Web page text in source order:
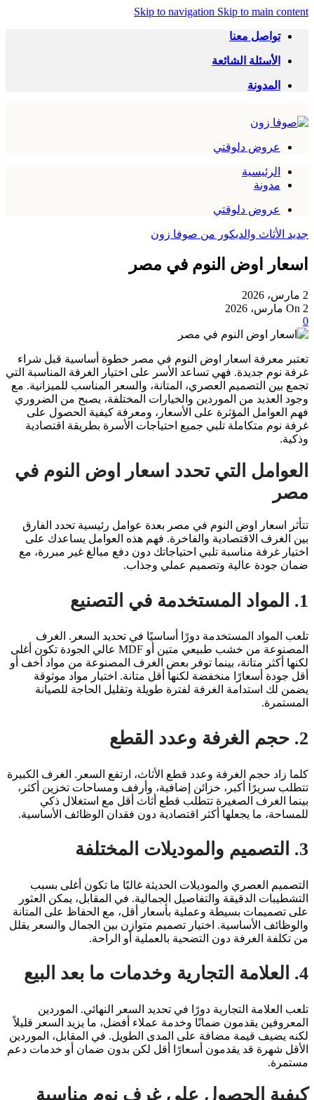
Skip to navigation Skip to main content
تواصل معنا
الأسئلة الشائعة
المدونة
عروض دلوقتي
الرئيسية
مدونة
عروض دلوقتي
جديد الأثاث والديكور من صوفا زون
اسعار اوض النوم في مصر
2 مارس، 2026
On 2 مارس، 2026
0
تعتبر معرفة اسعار اوض النوم في مصر خطوة أساسية قبل شراء
غرفة نوم جديدة. فهي تساعد الأسر على اختيار الغرفة المناسبة التي
تجمع بين التصميم العصري، المتانة، والسعر المناسب للميزانية. مع
وجود العديد من الموردين والخيارات المختلفة، يصبح من الضروري
فهم العوامل المؤثرة على الأسعار، ومعرفة كيفية الحصول على
غرفة نوم متكاملة تلبي جميع احتياجات الأسرة بطريقة اقتصادية
وذكية.
العوامل التي تحدد اسعار اوض النوم في
مصر
تتأثر اسعار اوض النوم في مصر بعدة عوامل رئيسية تحدد الفارق
بين الغرف الاقتصادية والفاخرة. فهم هذه العوامل يساعدك على
اختيار غرفة مناسبة تلبي احتياجاتك دون دفع مبالغ غير مبررة، مع
ضمان جودة عالية وتصميم عملي وجذاب.
1. المواد المستخدمة في التصنيع
تلعب المواد المستخدمة دورًا أساسيًا في تحديد السعر. الغرف
المصنوعة من خشب طبيعي متين أو MDF عالي الجودة تكون أغلى
لكنها أكثر متانة، بينما توفر بعض الغرف المصنوعة من مواد أخف أو
أقل جودة أسعارًا منخفضة لكنها أقل متانة. اختيار مواد موثوقة
يضمن لك استدامة الغرفة لفترة طويلة وتقليل الحاجة للصيانة
المستمرة.
2. حجم الغرفة وعدد القطع
كلما زاد حجم الغرفة وعدد قطع الأثاث، ارتفع السعر. الغرف الكبيرة
تتطلب سريرًا أكبر، خزائن إضافية، وأرفف ومساحات تخزين أكثر،
بينما الغرف الصغيرة تتطلب قطع أثاث أقل مع استغلال ذكي
للمساحة، ما يجعلها أكثر اقتصادية دون فقدان الوظائف الأساسية.
3. التصميم والموديلات المختلفة
التصميم العصري والموديلات الحديثة غالبًا ما تكون أغلى بسبب
التشطيبات الدقيقة والتفاصيل الجمالية. في المقابل، يمكن العثور
على تصميمات بسيطة وعملية بأسعار أقل، مع الحفاظ على المتانة
والوظائف الأساسية. اختيار تصميم متوازن بين الجمال والسعر يقلل
من تكلفة الغرفة دون التضحية بالعملية أو الراحة.
4. العلامة التجارية وخدمات ما بعد البيع
تلعب العلامة التجارية دورًا في تحديد السعر النهائي. الموردين
المعروفين يقدمون ضمانًا وخدمة عملاء أفضل، ما يزيد السعر قليلاً
لكنه يضيف قيمة مضافة على المدى الطويل. في المقابل، الموردين
الأقل شهرة قد يقدمون أسعارًا أقل لكن بدون ضمان أو خدمات دعم
مستمرة.
كيفية الحصول على غرف نوم مناسبة